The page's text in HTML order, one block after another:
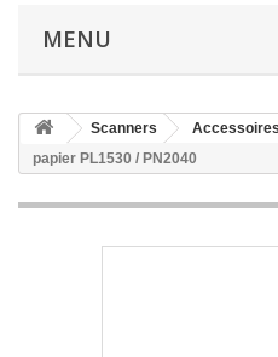
MENU
Scanners
papier PL1530 / PN2040